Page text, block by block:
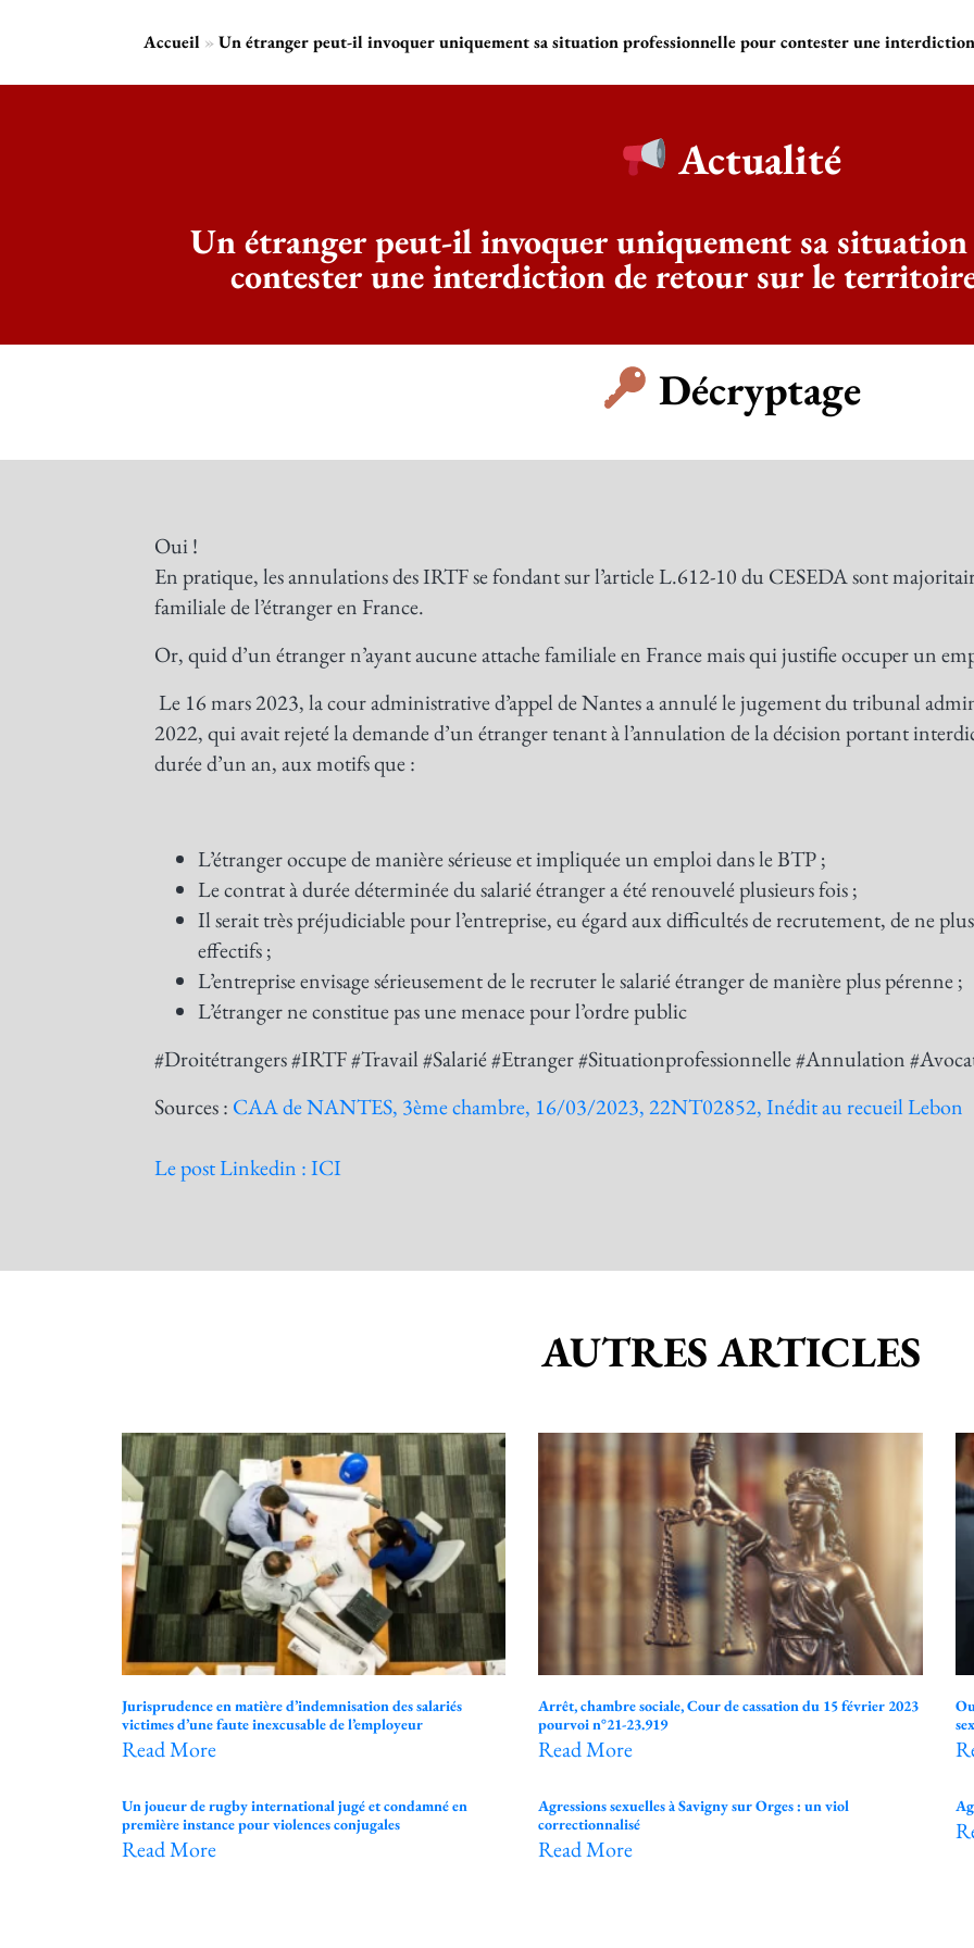
Accueil »Un étranger peut-il invoquer uniquement sa situation professionnelle pour contester une
Actualité
Un étranger peut-il invoquer uniquement sa
contester une interdiction de retour sur le
Décryptage
Oui !
En pratique, les annulations des IRTF se fondant sur l’article L.612-10 du CESEDA sont
familiale de l’étranger en France.
Or, quid d’un étranger n’ayant aucune attache familiale en France mais qui justifie occuper un
Le 16 mars 2023, la cour administrative d’appel de Nantes a annulé le jugement du tribunal
2022, qui avait rejeté la demande d’un étranger tenant à l’annulation de la décision portant
durée d’un an, aux motifs que :
L’étranger occupe de manière sérieuse et impliquée un emploi dans le BTP ;
Le contrat à durée déterminée du salarié étranger a été renouvelé plusieurs fois ;
Il serait très préjudiciable pour l’entreprise, eu égard aux difficultés de recrutement, de ne
effectifs ;
L’entreprise envisage sérieusement de le recruter le salarié étranger de manière plus pérenne ;
L’étranger ne constitue pas une menace pour l’ordre public
#Droitétrangers #IRTF #Travail #Salarié #Etranger #Situationprofessionnelle #Annulation
Sources : CAA de NANTES, 3ème chambre, 16/03/2023, 22NT02852, Inédit au recueil Lebon
Le post Linkedin : ICI
AUTRES ARTICLES
Jurisprudence en matière d’indemnisation des salariés
victimes d’une faute inexcusable de l’employeur
Read More
Arrêt, chambre sociale, Cour de cassation du 15 février 2023
pourvoi n°21-23.919
Read More
Un joueur de rugby international jugé et condamné en
première instance pour violences conjugales
Read More
Agressions sexuelles à Savigny sur Orges : un viol
correctionnalisé
Read More